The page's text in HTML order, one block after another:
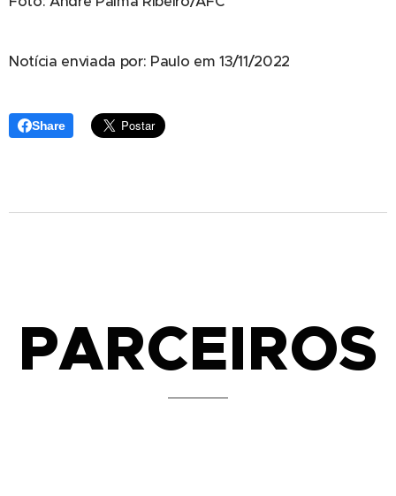
Notícia enviada por: Paulo em 13/11/2022
Share
PARCEIROS